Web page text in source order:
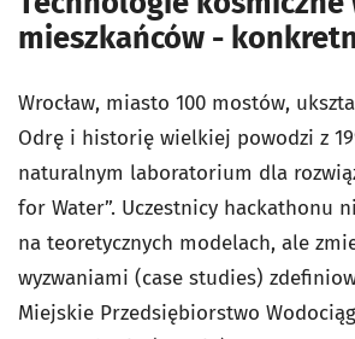
mieszkańców -
Wrocław, miasto 100 mostów,
Odrę i historię wielkiej powodzi z
naturalnym laboratorium dla
for Water”. Uczestnicy hackathonu
na teoretycznych modelach, ale
wyzwaniami (case studies)
Miejskie Przedsiębiorstwo